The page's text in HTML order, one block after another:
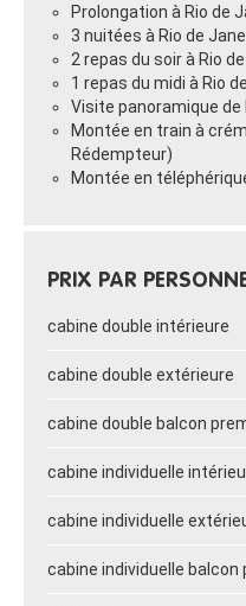
Prolongation à Rio de
3 nuitées à Rio de
2 repas du soir à Rio
1 repas du midi à Rio
Visite panoramique de
Montée en train à
Rédempteur)
Montée en
PRIX PAR
cabine double intérieure
cabine double extérieure
cabine double balcon
cabine individuelle
cabine individuelle
cabine individuelle balcon